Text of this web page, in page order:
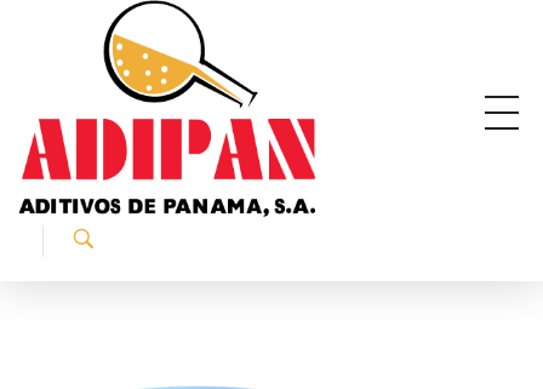
ADIPAN - Aditivos de Panamá S.A.
Productos especializados para la construcción.